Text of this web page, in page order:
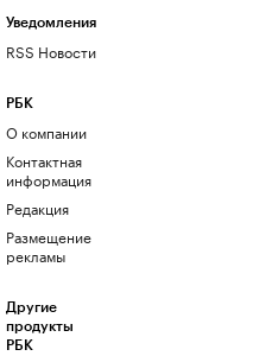
Уведомления
RSS Новости
РБК
О компании
Контактная
информация
Редакция
Размещение
рекламы
Другие
продукты
РБК